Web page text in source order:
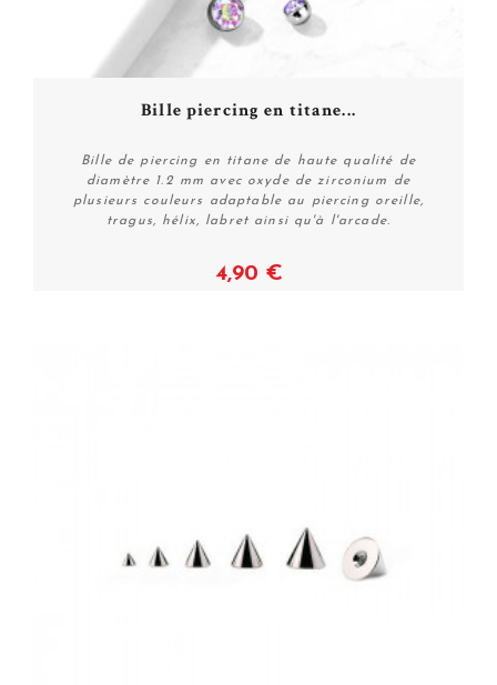
Voir
Bille piercing en titane...
Bille de piercing en titane de haute qualité de
diamètre 1.2 mm avec oxyde de zirconium de
plusieurs couleurs adaptable au piercing oreille,
tragus, hélix, labret ainsi qu'à l'arcade.
4,90 €